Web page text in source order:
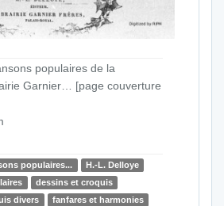
populaires de la
Garnier… [page couverture
populaires...
H.-L. Delloye
dessins et croquis
divers
fanfares et harmonies